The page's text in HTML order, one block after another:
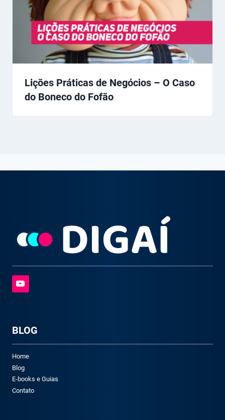
Lições Práticas de Negócios – O Caso
do Boneco do Fofão
BLOG
Home
Blog
E-books e Guias
Contato